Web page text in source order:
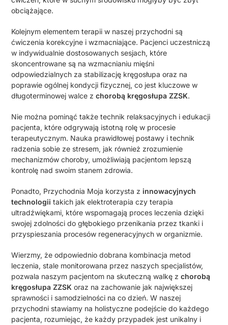
obciążające.
Kolejnym elementem terapii w naszej przychodni są
ćwiczenia korekcyjne i wzmacniające. Pacjenci uczestniczą
w indywidualnie dostosowanych sesjach, które
skoncentrowane są na wzmacnianiu mięśni
odpowiedzialnych za stabilizację kręgosłupa oraz na
poprawie ogólnej kondycji fizycznej, co jest kluczowe w
długoterminowej walce zchorobą kręgosłupa ZZSK.
Nie można pominąć także technik relaksacyjnych i edukacji
pacjenta, które odgrywają istotną rolę w procesie
terapeutycznym. Nauka prawidłowej postawy i technik
radzenia sobie ze stresem, jak również zrozumienie
mechanizmów choroby, umożliwiają pacjentom lepszą
kontrolę nad swoim stanem zdrowia.
Ponadto, Przychodnia Moja korzysta zinnowacyjnych
technologii takich jak elektroterapia czy terapia
ultradźwiękami, które wspomagają proces leczenia dzięki
swojej zdolności do głębokiego przenikania przez tkanki i
przyspieszania procesów regeneracyjnych w organizmie.
Wierzmy, że odpowiednio dobrana kombinacja metod
leczenia, stale monitorowana przez naszych specjalistów,
pozwala naszym pacjentom na skuteczną walkę zchorobą
kręgosłupa ZZSK oraz na zachowanie jak największej
sprawności i samodzielności na co dzień. W naszej
przychodni stawiamy na holistyczne podejście do każdego
pacjenta, rozumiejąc, że każdy przypadek jest unikalny i